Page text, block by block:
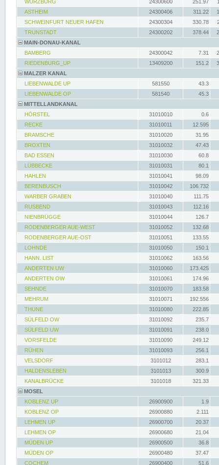
WÜRZBURG 24300600 251.97
ASTHEIM
24300406 311.22
SCHWEINFURT NEUER HAFEN
24300304 330.78
TRUNSTADT
24300202 378.44
MAIN-DONAU-KANAL
BAMBERG
24300042 7.31
RIEDENBURG_UP
13409200 151.2
MALZER KANAL
LIEBENWALDE UP
581550
43.3
LIEBENWALDE OP
581540
45.3
MITTELLANDKANAL
HÖRSTEL
31010010
0.6
RECKE
31010011
12.595
BRAMSCHE
31010020
31.95
BROXTEN
31010032
47.43
BAD ESSEN
31010030
60.8
LÜBBECKE
31010031
80.1
HAHLEN
31010041
98.09
BERENBUSCH
31010042
106.732
WARBER GRABEN
31010040
111.75
RUSBEND
31010043
112.16
NIENBRÜGGE
31010044
126.7
RODENBERGER AUE-WEST
31010052
132.68
RODENBERGER AUE-OST
31010051
133.55
LOHNDE
31010050
150.1
HANN. LIST
31010062
163.56
ANDERTEN UW
31010060
173.425
ANDERTEN OW
31010061
174.96
SEHNDE
31010070
183.58
MEHRUM
31010071
192.556
THUNE
31010080
222.85
SÜLFELD OW
31010092
235.7
SÜLFELD UW
31010091
238.0
VORSFELDE
31010090
249.12
RÜHEN
31010093
256.1
VELSDORF
3101012
283.1
HALDENSLEBEN
3101013
300.9
KANALBRÜCKE
3101018
321.33
MOSEL
KOBLENZ UP
26900900
1.9
KOBLENZ OP
26900880
2.111
LEHMEN UP
26900700
20.37
LEHMEN OP
26900680
21.04
MÜDEN UP
26900500
36.8
MÜDEN OP
26900480
37.47
COCHEM
26900400
51.6